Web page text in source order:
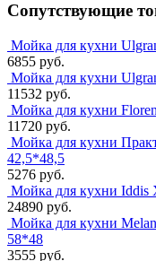
Сопутствующие
Мойка для кухни
6855 руб.
Мойка для кухни
11532 руб.
Мойка для кухни
11720 руб.
Мойка для кухни
42,5*48,5
5276 руб.
Мойка для кухни Iddis
24890 руб.
Мойка для кухни
58*48
3555 руб.